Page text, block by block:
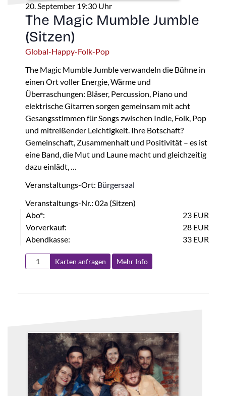
20. September 19:30 Uhr
The Magic Mumble Jumble
(Sitzen)
Global-Happy-Folk-Pop
The Magic Mumble Jumble verwandeln die Bühne in
einen Ort voller Energie, Wärme und
Überraschungen: Bläser, Percussion, Piano und
elektrische Gitarren sorgen gemeinsam mit acht
Gesangsstimmen für Songs zwischen Indie, Folk, Pop
und mitreißender Leichtigkeit. Ihre Botschaft?
Gemeinschaft, Zusammenhalt und Positivität – es ist
eine Band, die Mut und Laune macht und gleichzeitig
dazu einlädt, …
Veranstaltungs-Ort: Bürgersaal
Veranstaltungs-Nr.: 02a (Sitzen)
Abo*:
23 EUR
Vorverkauf:
28 EUR
Abendkasse:
33 EUR
Karten anfragen Mehr Info